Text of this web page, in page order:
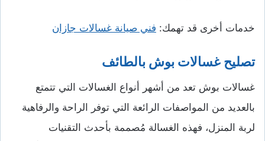
خدمات أخرى قد تهمك: فني صيانة غسالات جازان
تصليح غسالات بوش بالطائف
غسالات بوش تعد من أشهر أنواع الغسالات التي تتمتع
بالعديد من المواصفات الرائعة التي توفر الراحة والرفاهية
لربة المنزل، فهذه الغسالة مُصممة بأحدث التقنيات